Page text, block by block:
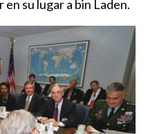
su lugar a bin Laden.